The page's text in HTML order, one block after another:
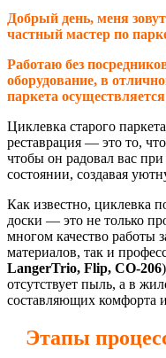
Добрый день, меня
частный мастер по
Работаю без
оборудование, в
паркета
Циклевка старого
реставрация — это то,
чтобы он радовал вас
состоянии, создавая
Как известно, циклевка
доски — это не только
многом качество работы
материалов, так и
LangerTrio, Flip, СО-206
отсутствует пыль, а в
составляющих комфорта
Этапы